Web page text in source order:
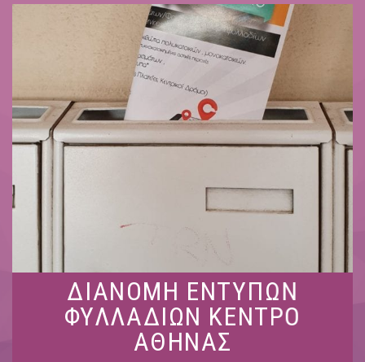
ΔΙΑΝΟΜH ΕΝΤYΠΩΝ
ΦΥΛΛΑΔIΩΝ ΚΕΝΤΡΟ
ΑΘΗΝΑΣ